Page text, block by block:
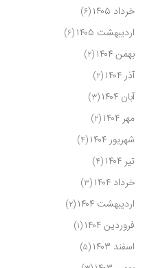
خرداد ۱۴۰۵ (۶)
اردیبهشت ۱۴۰۵ (۶)
بهمن ۱۴۰۴ (۲)
آذر ۱۴۰۴ (۲)
آبان ۱۴۰۴ (۳)
مهر ۱۴۰۴ (۲)
شهریور ۱۴۰۴ (۴)
تیر ۱۴۰۴ (۴)
خرداد ۱۴۰۴ (۳)
اردیبهشت ۱۴۰۴ (۲)
فروردین ۱۴۰۴ (۱)
اسفند ۱۴۰۳ (۵)